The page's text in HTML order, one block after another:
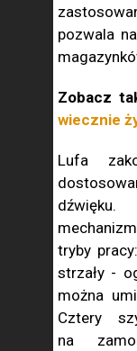
pozwala
Zobacz
wiecznie
Lufa
tryby
strzały -
można
Cztery
na